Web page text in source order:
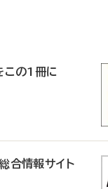
この1冊に
合情報サイト